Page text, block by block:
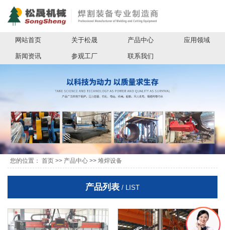
网站首页 关于松晟 产品中心 应用领域
新闻资讯 参观工厂 联系我们
您的位置： 首页 >> 产品中心 >> 堆焊设备
产品列表 / LIST